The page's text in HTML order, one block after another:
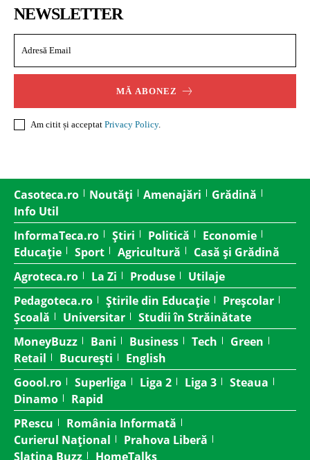
NEWSLETTER
MĂ ABONEZ
Am citit și acceptat Privacy Policy.
Casoteca.ro Noutăți Amenajări
Grădină
Info Util
InformaTeca.ro
Știri Politică
Economie
Educație
Sport Agricultură
Casă și Grădină
Agroteca.ro
La Zi Produse
Utilaje
Pedagoteca.ro
Știrile din Educație
Preșcolar
Școală
Universitar
Studii în Străinătate
MoneyBuzz
Bani Business Tech
Green
Retail
București
English
Goool.ro
Superliga Liga 2 Liga 3
Steaua
Dinamo
Rapid
PRescu
România Informată
Curierul Național
Prahova Liberă
Slatina Buzz
HomeTalks